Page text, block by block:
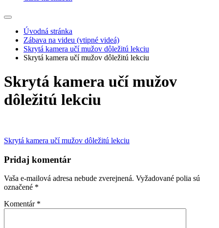
Úvodná stránka
Zábava na videu (vtipné videá)
Skrytá kamera učí mužov dôležitú lekciu
Skrytá kamera učí mužov dôležitú lekciu
Skrytá kamera učí mužov
dôležitú lekciu
Navigácia
v
článku
Skrytá kamera učí mužov dôležitú lekciu
Pridaj komentár
Vaša e-mailová adresa nebude zverejnená. Vyžadované polia sú
označené *
Komentár *